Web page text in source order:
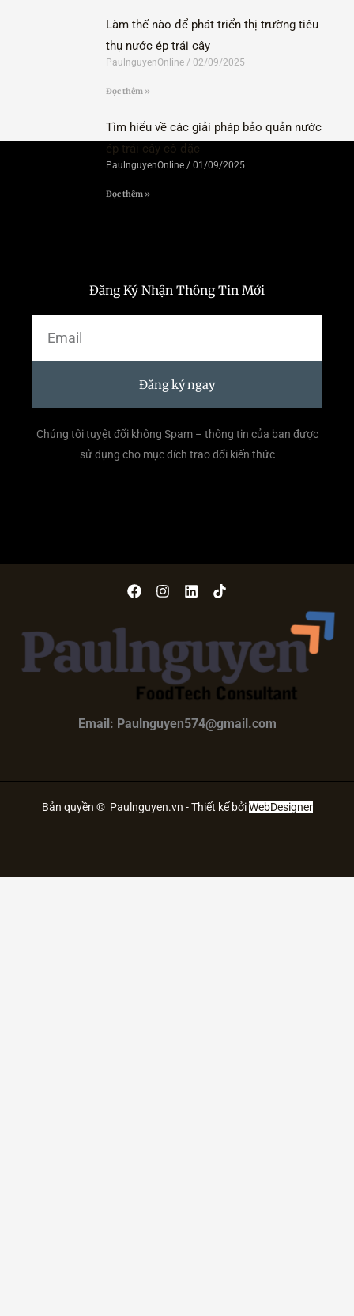
Làm thế nào để phát triển thị trường tiêu
thụ nước ép trái cây
PaulnguyenOnline 02/09/2025
Đọc thêm »
Tìm hiểu về các giải pháp bảo quản nước
ép trái cây cô đặc
PaulnguyenOnline 01/09/2025
Đọc thêm »
Đăng Ký Nhận Thông Tin Mới
Đăng ký ngay
Chúng tôi tuyệt đối không Spam – thông tin của bạn được
sử dụng cho mục đích trao đổi kiến thức
Email: Paulnguyen574@gmail.com
Bản quyền © Paulnguyen.vn - Thiết kế bởiWebDesigner